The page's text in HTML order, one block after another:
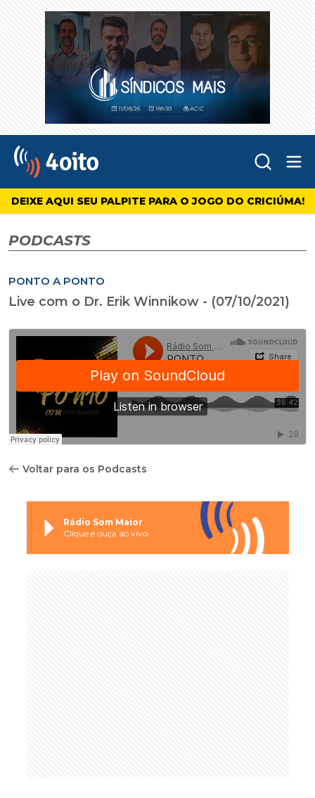
4oito
DEIXE AQUI SEU PALPITE PARA O JOGO DO CRICIÚMA!
PODCASTS
PONTO A PONTO
Live com o Dr. Erik Winnikow - (07/10/2021)
Voltar para os Podcasts
Rádio Som Maior
Clique e ouça ao vivo